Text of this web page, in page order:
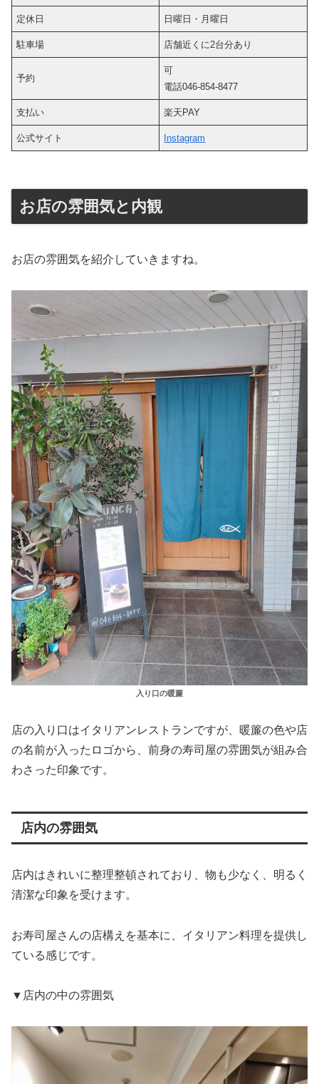
定休日 日曜日・月曜日
駐車場 店舗近くに2台分あり
予約
可
電話046-854-8477
支払い 楽天PAY
公式サイト Instagram
お店の雰囲気と内観
お店の雰囲気を紹介していきますね。
入り口の暖簾
店の入り口はイタリアンレストランですが、暖簾の色や店
の名前が入ったロゴから、前身の寿司屋の雰囲気が組み合
わさった印象です。
店内の雰囲気
店内はきれいに整理整頓されており、物も少なく、明るく
清潔な印象を受けます。
お寿司屋さんの店構えを基本に、イタリアン料理を提供し
ている感じです。
▼店内の中の雰囲気